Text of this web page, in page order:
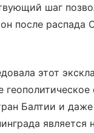
шаг
после распада
этот
Балтии и
является